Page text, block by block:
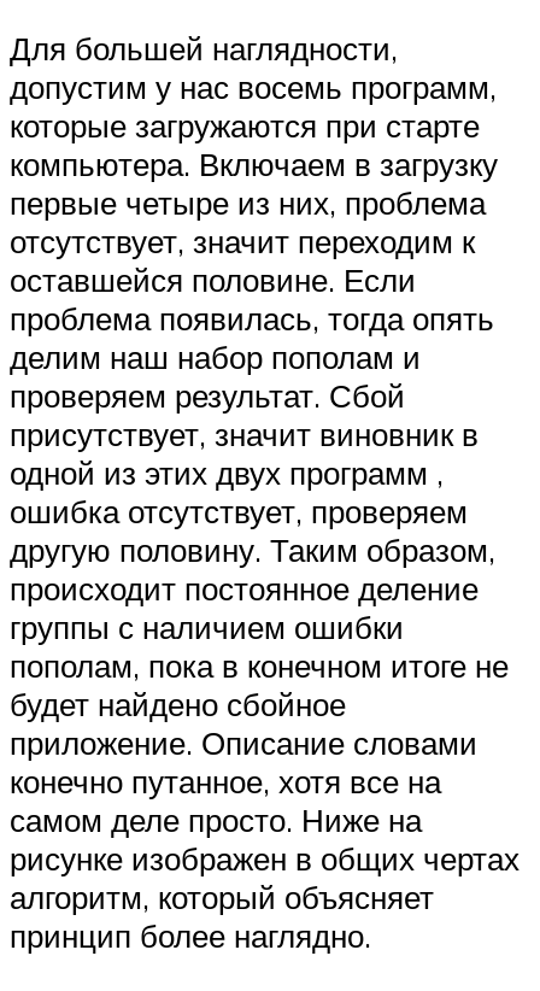
Для большей наглядности,
допустим у нас восемь программ,
которые загружаются при старте
компьютера. Включаем в загрузку
первые четыре из них, проблема
отсутствует, значит переходим к
оставшейся половине. Если
проблема появилась, тогда опять
делим наш набор пополам и
проверяем результат. Сбой
присутствует, значит виновник в
одной из этих двух программ ,
ошибка отсутствует, проверяем
другую половину. Таким образом,
происходит постоянное деление
группы с наличием ошибки
пополам, пока в конечном итоге не
будет найдено сбойное
приложение. Описание словами
конечно путанное, хотя все на
самом деле просто. Ниже на
рисунке изображен в общих чертах
алгоритм, который объясняет
принцип более наглядно.